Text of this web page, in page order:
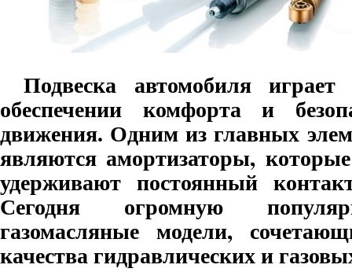
Подвеска автомобиля
обеспечении комфорта и
движения. Одним из главных
являются амортизаторы,
удерживают постоянный
Сегодня огромную
газомасляные модели,
качества гидравлических и